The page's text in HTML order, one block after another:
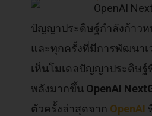
ปัญญาประดิษฐ์กำลังก้าวห
และทุกครั้งที่มีการพัฒนาเ
เห็นโมเดลปัญญาประดิษ
พลังมากขึ้น OpenAI
ตัวครั้งล่าสุดจาก OpenAI